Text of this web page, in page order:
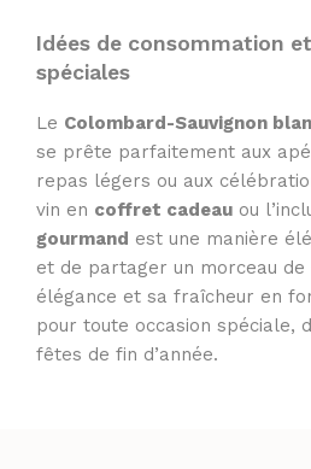
Idées de consommation
spéciales
Le Colombard-Sauvignon
se prête parfaitement aux
repas légers ou aux
vin en coffret cadeau ou
gourmand est une manière
et de partager un morceau de
élégance et sa fraîcheur en
pour toute occasion spéciale,
fêtes de fin d’année.